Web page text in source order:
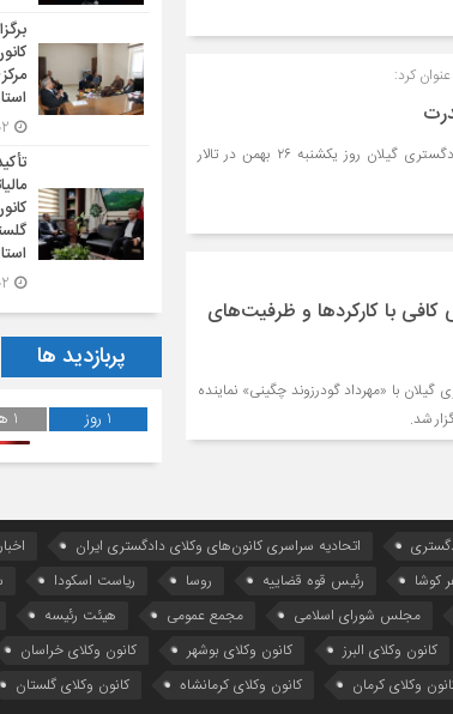
کرد:
بیست و نهمین آیین تحلیف کارآموزان وکالت کانون وکلای دادگستری گیلان روز یکشنبه ۲۶ بهمن در تالار
با کارکردها و ظرفیت‌های
با «مهرداد گودرزوند چگینی» نماینده
شد.
پربازدید ها
1 روز 1 هفته
اتحادیه سراسری کانون‌های وکلای دادگستری ایران
کوشا رئیس قوه قضاییه روسا ریاست اسکودا
مجلس شورای اسلامی مجمع عمومی هیئت رئیسه
کانون وکلای البرز کانون وکلای بوشهر کانون وکلای خراسان
وکلای کرمان کانون وکلای کرمانشاه کانون وکلای گلستان